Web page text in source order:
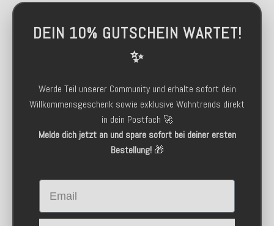
DEIN 10% GUTSCHEIN WARTET!
✨
Werde Teil unserer Community und erhalte sofort dein
Willkommensgeschenk sowie exklusive Wohntrends direkt
in dein Postfach 🚀
Melde dich jetzt an und spare sofort bei deiner ersten
Bestellung!🎁
Email